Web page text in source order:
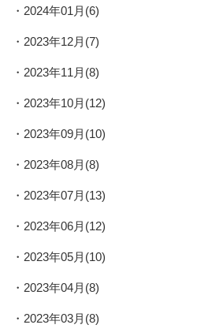
2024年01月(6)
2023年12月(7)
2023年11月(8)
2023年10月(12)
2023年09月(10)
2023年08月(8)
2023年07月(13)
2023年06月(12)
2023年05月(10)
2023年04月(8)
2023年03月(8)